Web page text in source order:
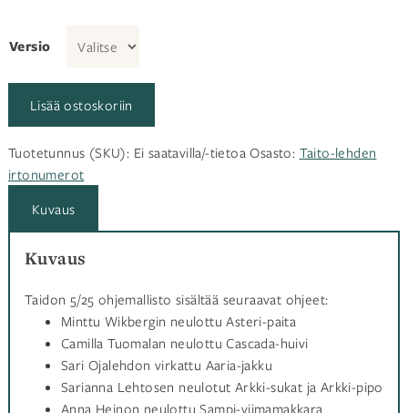
Versio
Lisää ostoskoriin
Tuotetunnus (SKU): Ei saatavilla/-tietoa Osasto: Taito-lehden
irtonumerot
Kuvaus
Kuvaus
Taidon 5/25 ohjemallisto sisältää seuraavat ohjeet:
Minttu Wikbergin neulottu Asteri-paita
Camilla Tuomalan neulottu Cascada-huivi
Sari Ojalehdon virkattu Aaria-jakku
Sarianna Lehtosen neulotut Arkki-sukat ja Arkki-pipo
Anna Heinon neulottu Sampi-viimamakkara